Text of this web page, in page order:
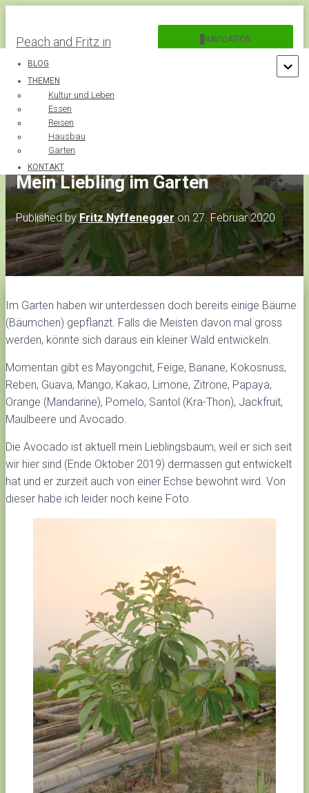
Peach and Fritz in
Thailand
NAVIGATION
BLOG
THEMEN
Kultur und Leben
Essen
Reisen
Hausbau
Garten
KONTAKT
Mein Liebling im Garten
Published byFritz Nyffeneggeron27. Februar 2020
Im Garten haben wir unterdessen doch bereits einige Bäume
(Bäumchen) gepflanzt. Falls die Meisten davon mal gross
werden, könnte sich daraus ein kleiner Wald entwickeln.
Momentan gibt es Mayongchit, Feige, Banane, Kokosnuss,
Reben, Guava, Mango, Kakao, Limone, Zitrone, Papaya,
Orange (Mandarine), Pomelo, Santol (Kra-Thon), Jackfruit,
Maulbeere und Avocado.
Die Avocado ist aktuell mein Lieblingsbaum, weil er sich seit
wir hier sind (Ende Oktober 2019) dermassen gut entwickelt
hat und er zurzeit auch von einer Echse bewohnt wird. Von
dieser habe ich leider noch keine Foto.